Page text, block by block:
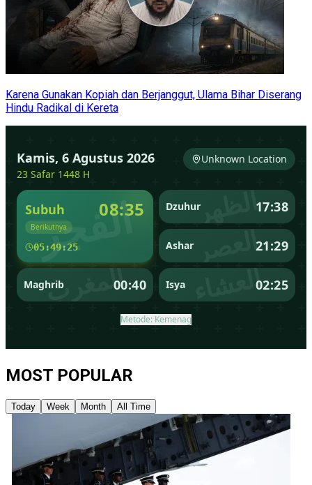
Karena Gunakan Kopiah dan Berjanggut, Ulama Bihar Diserang
Hindu Radikal di Kereta
MOST POPULAR
Today Week Month All Time